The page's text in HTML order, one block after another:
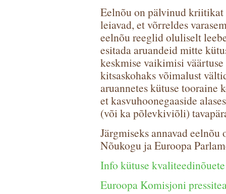
Eelnõu on pälvinud kriitikat
leiavad, et võrreldes
eelnõu reeglid oluliselt
esitada aruandeid mitte
keskmise vaikimisi
kitsaskohaks võimalust
aruannetes kütuse tooraine
et kasvuhoonegaaside
(või ka põlevkiviõli)
Järgmiseks annavad
Nõukogu ja Euroopa
Info kütuse
Euroopa Komisjoni